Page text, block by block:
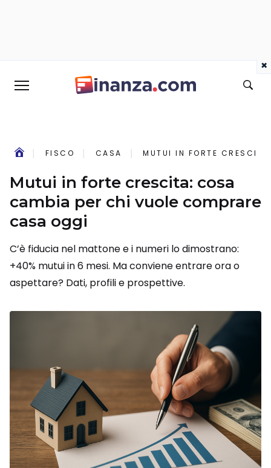
FISCO CASA MUTUI IN FORTE
Mutui in forte crescita: cosa
cambia per chi vuole comprare
casa oggi
C’è fiducia nel mattone e i numeri lo dimostrano:
+40% mutui in 6 mesi. Ma conviene entrare ora o
aspettare? Dati, profili e prospettive.
×